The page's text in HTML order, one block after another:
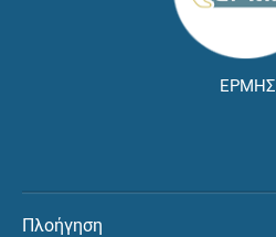
ΕΡΜΗΣ
Πλοήγηση